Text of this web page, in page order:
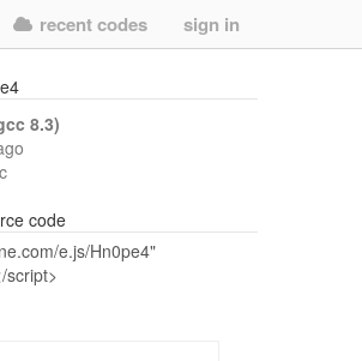
recent codes sign in
8.3)
code